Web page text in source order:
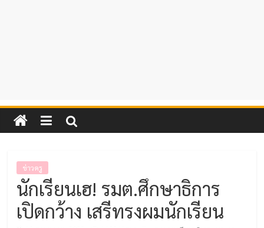
ข่าวครู
นักเรียนเฮ! รมต.ศึกษาธิการ
เปิดกว้าง เสรีทรงผมนักเรียน